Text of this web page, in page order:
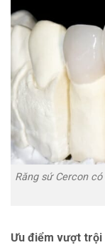
Răng sứ Cercon
Ưu điểm vượt